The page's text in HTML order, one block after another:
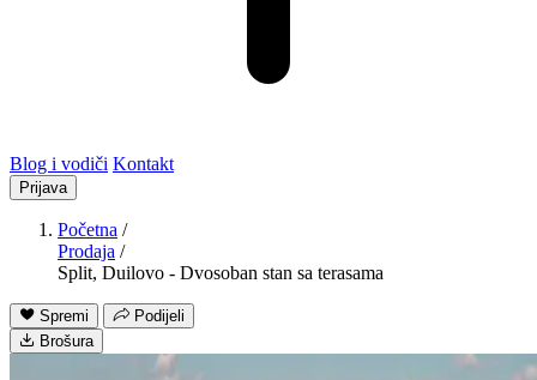
Blog i vodiči Kontakt
Prijava
Početna /
Prodaja /
Split, Duilovo - Dvosoban stan sa terasama
Spremi
Podijeli
Brošura